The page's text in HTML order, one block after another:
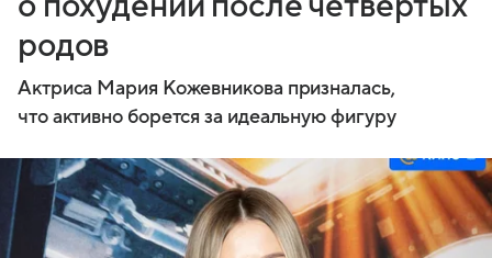
родов
Актриса Мария Кожевникова призналась,
что активно борется за идеальную фигуру